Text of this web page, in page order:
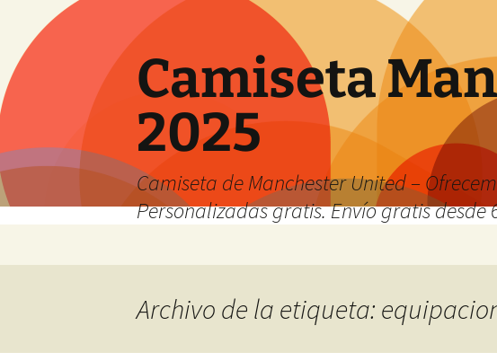
Camiseta
2025
Camiseta de Manchester United –
Personalizadas gratis. Envío gratis desde
Archivo de la etiqueta: